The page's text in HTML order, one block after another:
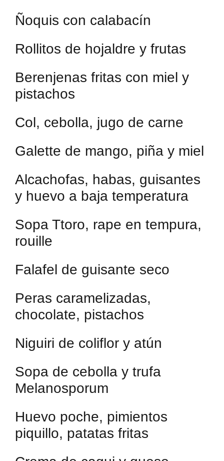
Ñoquis con calabacín
Rollitos de hojaldre y frutas
Berenjenas fritas con miel y
pistachos
Col, cebolla, jugo de carne
Galette de mango, piña y miel
Alcachofas, habas, guisantes
y huevo a baja temperatura
Sopa Ttoro, rape en tempura,
rouille
Falafel de guisante seco
Peras caramelizadas,
chocolate, pistachos
Niguiri de coliflor y atún
Sopa de cebolla y trufa
Melanosporum
Huevo poche, pimientos
piquillo, patatas fritas